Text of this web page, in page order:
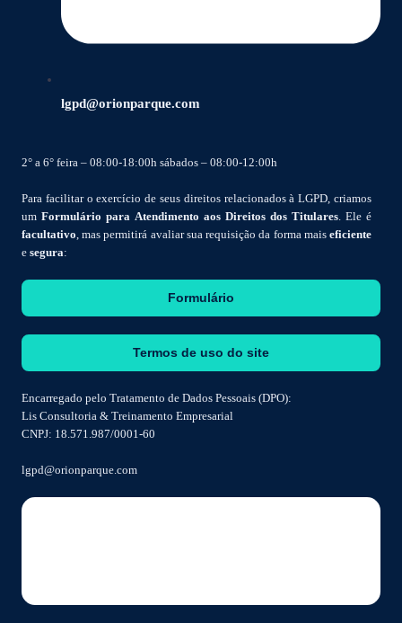
lgpd@orionparque.com
2° a 6° feira – 08:00-18:00h sábados – 08:00-12:00h
Para facilitar o exercício de seus direitos relacionados à LGPD, criamos
um Formulário para Atendimento aos Direitos dos Titulares . Ele é
facultativo , mas permitirá avaliar sua requisição da forma mais eficiente
e segura:
Formulário
Termos de uso do site
Encarregado pelo Tratamento de Dados Pessoais (DPO):
Lis Consultoria & Treinamento Empresarial
CNPJ: 18.571.987/0001-60
lgpd@orionparque.com